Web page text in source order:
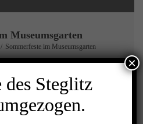
Museumsgarten
/ Sommerfeste im Museumsgarten
des Steglitz
×